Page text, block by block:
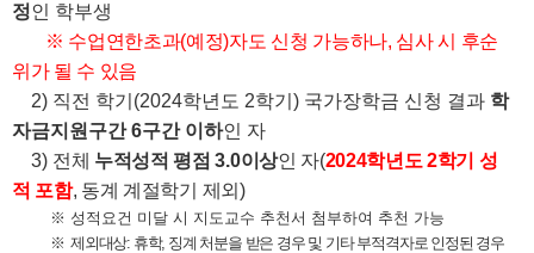
정인 학부생
※ 수업연한초과(예정)자도 신청 가능하나, 심사 시 후순
위가 될 수 있음
2) 직전 학기(2024학년도 2학기) 국가장학금 신청 결과 학
자금지원구간 6구간 이하인 자
3) 전체 누적성적 평점 3.0이상인 자(2024학년도 2학기 성
적 포함, 동계 계절학기 제외)
※ 성적요건 미달 시 지도교수 추천서 첨부하여 추천 가능
※ 제외대상: 휴학, 징계 처분을 받은 경우 및 기타 부적격자로 인정된 경우